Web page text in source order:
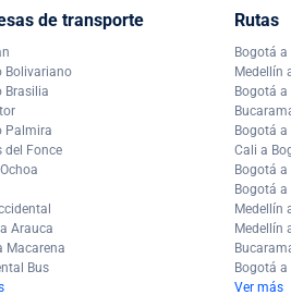
de transporte
Bolivariano
Brasilia
Palmira
del Fonce
Arauca
Macarena
Bus
Rutas
Bogotá a
Medellín
Bogotá
Bogotá a
Cali a
Bogotá
Bogotá a
Medellín
Medellín
Bogotá
Ver más